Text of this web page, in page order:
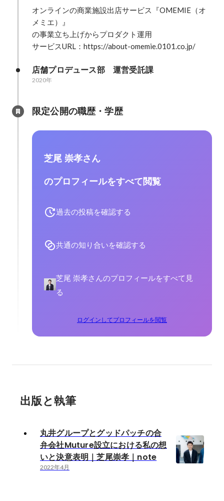
オンラインの商業施設出店サービス『OMEMIE（オ
メミエ）』
の事業立ち上げからプロダクト運用
サービスURL：https://about-omemie.0101.co.jp/
店舗プロデュース部　運営受託課
2020年
限定公開の職歴・学歴
芝尾 崇孝さん
のプロフィールをすべて閲覧
過去の投稿を確認する
共通の知り合いを確認する
芝尾 崇孝さんのプロフィールをすべて見
る
ログインしてプロフィールを閲覧
出版と執筆
丸井グループとグッドパッチの合
弁会社Muture設立における私の想
いと決意表明｜芝尾崇孝｜note
2022年4月